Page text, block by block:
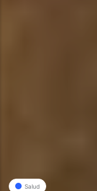
Salud